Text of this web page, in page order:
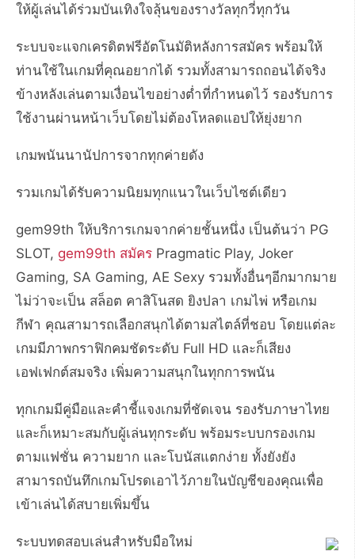
ให้ผู้เล่นได้ร่วมบันเทิงใจลุ้นของรางวัลทุกวี่ทุกวัน
ระบบจะแจกเครดิตฟรีอัตโนมัติหลังการสมัคร พร้อมให้
ท่านใช้ในเกมที่คุณอยากได้ รวมทั้งสามารถถอนได้จริง
ข้างหลังเล่นตามเงื่อนไขอย่างต่ำที่กำหนดไว้ รองรับการ
ใช้งานผ่านหน้าเว็บโดยไม่ต้องโหลดแอปให้ยุ่งยาก
เกมพนันนานัปการจากทุกค่ายดัง
รวมเกมได้รับความนิยมทุกแนวในเว็บไซต์เดียว
gem99th ให้บริการเกมจากค่ายชั้นหนึ่ง เป็นต้นว่า PG
SLOT, gem99th สมัคร Pragmatic Play, Joker
Gaming, SA Gaming, AE Sexy รวมทั้งอื่นๆอีกมากมาย
ไม่ว่าจะเป็น สล็อต คาสิโนสด ยิงปลา เกมไพ่ หรือเกม
กีฬา คุณสามารถเลือกสนุกได้ตามสไตล์ที่ชอบ โดยแต่ละ
เกมมีภาพกราฟิกคมชัดระดับ Full HD และก็เสียง
เอฟเฟกต์สมจริง เพิ่มความสนุกในทุกการพนัน
ทุกเกมมีคู่มือและคำชี้แจงเกมที่ชัดเจน รองรับภาษาไทย
และก็เหมาะสมกับผู้เล่นทุกระดับ พร้อมระบบกรองเกม
ตามแฟชั่น ความยาก และโบนัสแตกง่าย ทั้งยังยัง
สามารถบันทึกเกมโปรดเอาไว้ภายในบัญชีของคุณเพื่อ
เข้าเล่นได้สบายเพิ่มขึ้น
ระบบทดสอบเล่นสำหรับมือใหม่